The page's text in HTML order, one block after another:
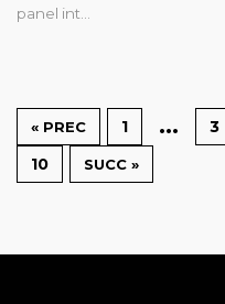
panel int…
« PREC 1 … 3
10 SUCC »